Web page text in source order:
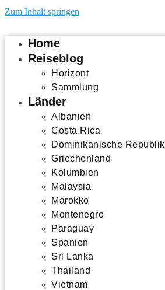
Zum Inhalt springen
Home
Reiseblog
Horizont
Sammlung
Länder
Albanien
Costa Rica
Dominikanische Republik
Griechenland
Kolumbien
Malaysia
Marokko
Montenegro
Paraguay
Spanien
Sri Lanka
Thailand
Vietnam